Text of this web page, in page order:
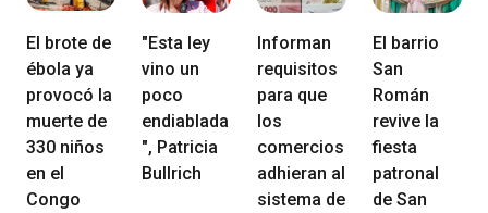
El brote de
ébola ya
provocó la
muerte de
330 niños
en el
Congo
"Esta ley
vino un
poco
endiablada
", Patricia
Bullrich
Informan
requisitos
para que
los
comercios
adhieran al
sistema de
El barrio
San
Román
revive la
fiesta
patronal
de San